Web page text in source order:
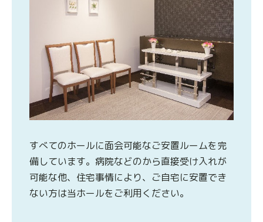
すべてのホールに面会可能なご安置ルームを完
備しています。病院などのから直接受け入れが
可能な他、住宅事情により、ご自宅に安置でき
ない方は当ホールをご利用ください。